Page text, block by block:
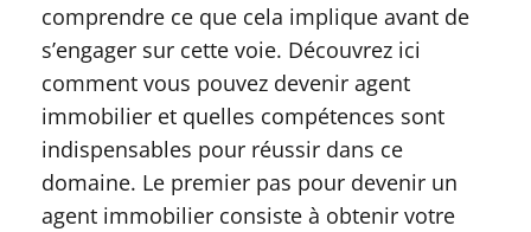
comprendre ce que cela implique avant de
s’engager sur cette voie. Découvrez ici
comment vous pouvez devenir agent
immobilier et quelles compétences sont
indispensables pour réussir dans ce
domaine. Le premier pas pour devenir un
agent immobilier consiste à obtenir votre